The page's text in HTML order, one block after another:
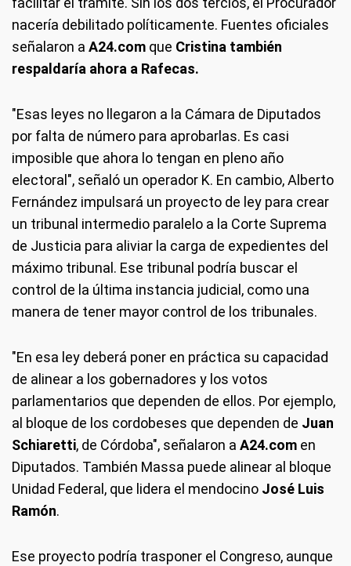
nacería debilitado políticamente. Fuentes oficiales
señalaron a A24.com que Cristina también
respaldaría ahora a Rafecas.
"Esas leyes no llegaron a la Cámara de Diputados
por falta de número para aprobarlas. Es casi
imposible que ahora lo tengan en pleno año
electoral", señaló un operador K. En cambio, Alberto
Fernández impulsará un proyecto de ley para crear
un tribunal intermedio paralelo a la Corte Suprema
de Justicia para aliviar la carga de expedientes del
máximo tribunal. Ese tribunal podría buscar el
control de la última instancia judicial, como una
manera de tener mayor control de los tribunales.
"En esa ley deberá poner en práctica su capacidad
de alinear a los gobernadores y los votos
parlamentarios que dependen de ellos. Por ejemplo,
al bloque de los cordobeses que dependen de Juan
Schiaretti, de Córdoba", señalaron a A24.com en
Diputados. También Massa puede alinear al bloque
Unidad Federal, que lidera el mendocino José Luis
Ramón.
Ese proyecto podría trasponer el Congreso, aunque